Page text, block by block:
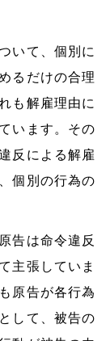
いて、個別に
るだけの合理
も解雇理由に
います。その
反による解雇
個別の行為の
告は命令違反
主張していま
原告が各行為
して、被告の